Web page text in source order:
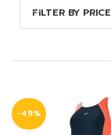
FILTER BY PRICE
-49%